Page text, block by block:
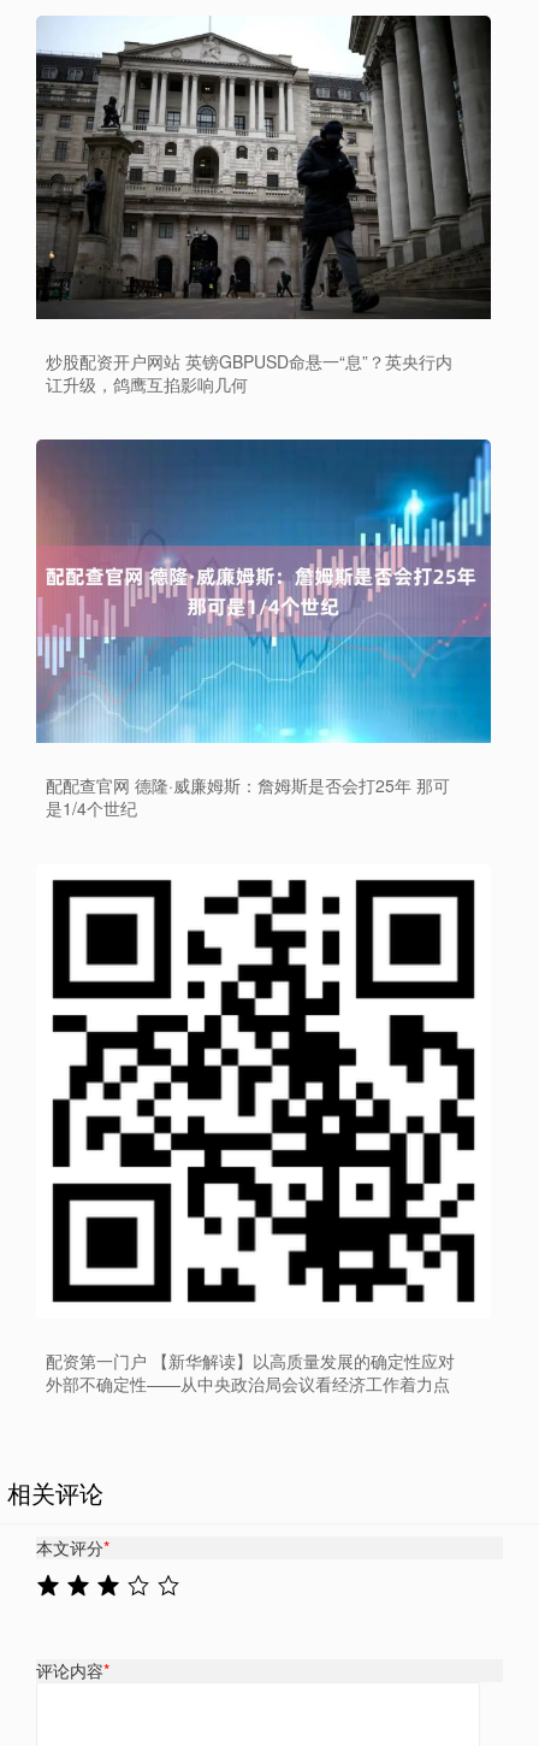
炒股配资开户网站 英镑GBPUSD命悬一“息”？英央行内
讧升级，鸽鹰互掐影响几何
配配查官网 德隆·威廉姆斯：詹姆斯是否会打25年 那可
是1/4个世纪
配资第一门户 【新华解读】以高质量发展的确定性应对
外部不确定性——从中央政治局会议看经济工作着力点
相关评论
本文评分*
评论内容*